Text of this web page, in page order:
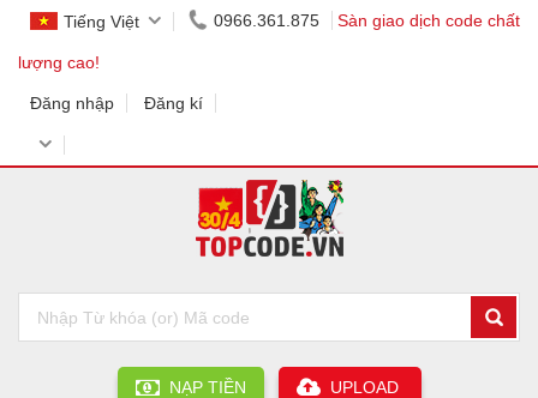
Tiếng Việt 0966.361.875 Sàn giao dịch code chất
lượng cao!
Đăng nhập Đăng kí
NẠP TIỀN UPLOAD